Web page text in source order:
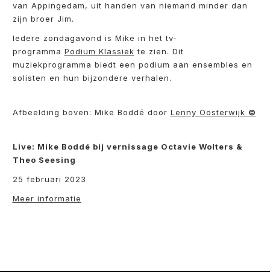
van Appingedam, uit handen van niemand minder dan
zijn broer Jim.
Iedere zondagavond is Mike in het tv-
programma Podium Klassiek te zien. Dit
muziekprogramma biedt een podium aan ensembles en
solisten en hun bijzondere verhalen.
Afbeelding boven: Mike Boddé door Lenny Oosterwijk ©
Live: Mike Boddé bij vernissage Octavie Wolters &
Theo Seesing
25 februari 2023
Meer informatie